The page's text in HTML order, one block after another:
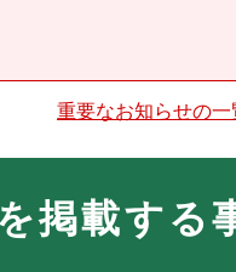
重要なお知らせの一
掲載する